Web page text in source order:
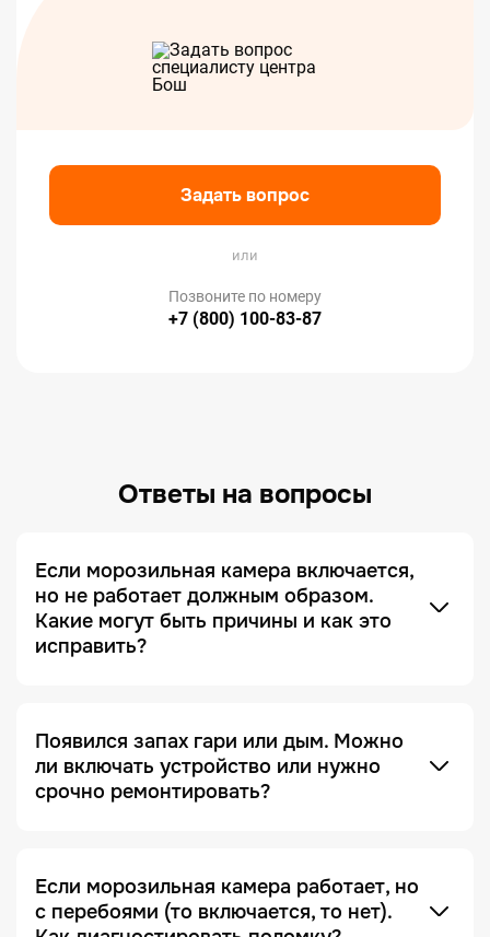
Задать вопрос
или
Позвоните по номеру
+7 (800) 100-83-87
Ответы на вопросы
Если морозильная камера включается,
но не работает должным образом.
Какие могут быть причины и как это
исправить?
различными факторами. В большинстве случаев
это связано с перегреванием техники,
программным сбоем, неисправными драйверами,
выполнить перезагрузку техники и проверить
основные настройки. В некоторых случаях
Появился запах гари или дым. Можно
ли включать устройство или нужно
срочно ремонтировать?
электросети! Ни в коем случае не пытайтесь
включать её снова — это может быть
Если морозильная камера работает, но
с перебоями (то включается, то нет).